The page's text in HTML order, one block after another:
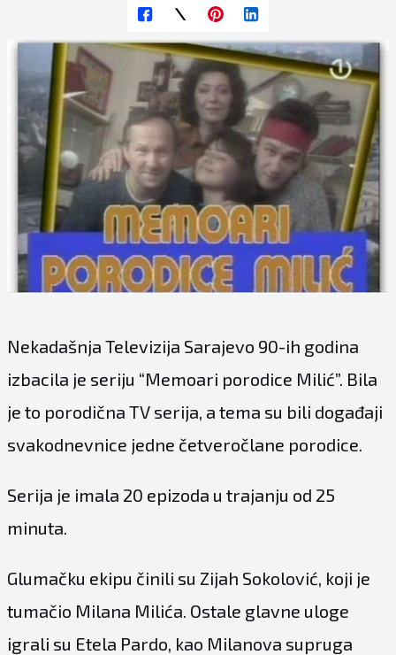
Nekadašnja Televizija Sarajevo 90-ih godina
izbacila je seriju “Memoari porodice Milić”. Bila
je to porodična TV serija, a tema su bili događaji
svakodnevnice jedne četveročlane porodice.
Serija je imala 20 epizoda u trajanju od 25
minuta.
Glumačku ekipu činili su Zijah Sokolović, koji je
tumačio Milana Milića. Ostale glavne uloge
igrali su Etela Pardo, kao Milanova supruga